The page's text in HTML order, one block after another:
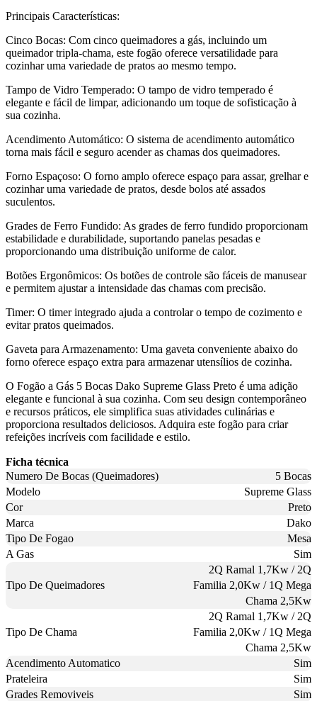
Principais Características:
Cinco Bocas: Com cinco queimadores a gás, incluindo um
queimador tripla-chama, este fogão oferece versatilidade para
cozinhar uma variedade de pratos ao mesmo tempo.
Tampo de Vidro Temperado: O tampo de vidro temperado é
elegante e fácil de limpar, adicionando um toque de sofisticação à
sua cozinha.
Acendimento Automático: O sistema de acendimento automático
torna mais fácil e seguro acender as chamas dos queimadores.
Forno Espaçoso: O forno amplo oferece espaço para assar, grelhar e
cozinhar uma variedade de pratos, desde bolos até assados
suculentos.
Grades de Ferro Fundido: As grades de ferro fundido proporcionam
estabilidade e durabilidade, suportando panelas pesadas e
proporcionando uma distribuição uniforme de calor.
Botões Ergonômicos: Os botões de controle são fáceis de manusear
e permitem ajustar a intensidade das chamas com precisão.
Timer: O timer integrado ajuda a controlar o tempo de cozimento e
evitar pratos queimados.
Gaveta para Armazenamento: Uma gaveta conveniente abaixo do
forno oferece espaço extra para armazenar utensílios de cozinha.
O Fogão a Gás 5 Bocas Dako Supreme Glass Preto é uma adição
elegante e funcional à sua cozinha. Com seu design contemporâneo
e recursos práticos, ele simplifica suas atividades culinárias e
proporciona resultados deliciosos. Adquira este fogão para criar
refeições incríveis com facilidade e estilo.
Ficha técnica
Numero De Bocas (Queimadores)
5 Bocas
Modelo
Supreme Glass
Cor
Preto
Marca
Dako
Tipo De Fogao
Mesa
A Gas
Sim
Tipo De Queimadores
2Q Ramal 1,7Kw / 2Q
Familia 2,0Kw / 1Q Mega
Chama 2,5Kw
Tipo De Chama
2Q Ramal 1,7Kw / 2Q
Familia 2,0Kw / 1Q Mega
Chama 2,5Kw
Acendimento Automatico
Sim
Prateleira
Sim
Grades Removiveis
Sim